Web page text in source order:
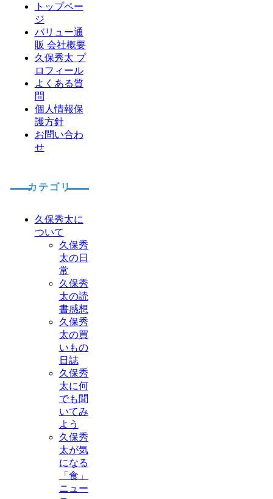
トップペー
ジ
バリュー通
販 会社概要
久保秀太 プ
ロフィール
よくある質
問
個人情報保
護方針
お問い合わ
せ
カテゴリ
久保秀太に
ついて
久保秀
太の日
常
久保秀
太の読
書感想
久保秀
太の買
いもの
日誌
久保秀
太に何
でも聞
いてみ
よう
久保秀
太が気
になる
「食」
ニュー